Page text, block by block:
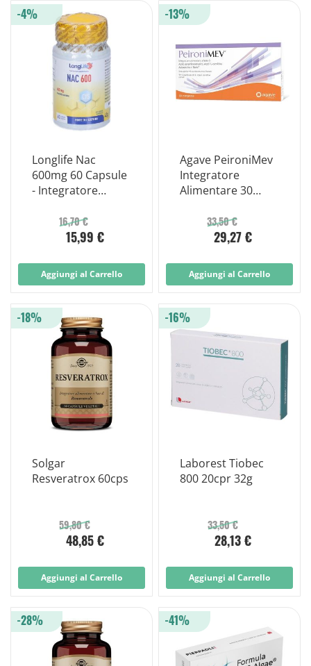
Longlife Nac
600mg 60 Capsule
- Integratore
16,70 €
15,99 €
-4%
Aggiungi al Carrello
Agave PeironiMev
Integratore
Alimentare 30
33,50 €
29,27 €
-13%
Aggiungi al Carrello
Solgar
Resveratrox 60cps
59,80 €
48,85 €
-18%
Aggiungi al Carrello
Laborest Tiobec
800 20cpr 32g
33,50 €
28,13 €
-16%
Aggiungi al Carrello
-28% -41%